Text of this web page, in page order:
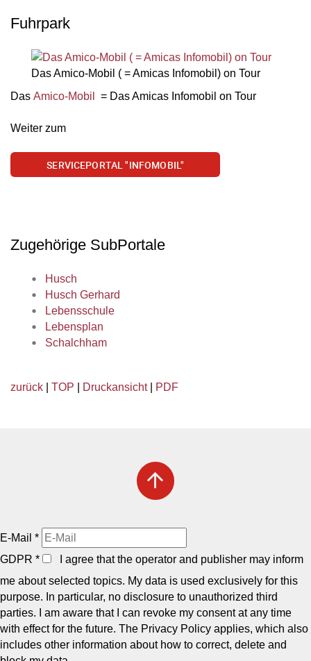
Fuhrpark
Das Amico-Mobil ( = Amicas Infomobil) on Tour
Das Amico-Mobil = Das Amicas Infomobil on Tour
Weiter zum
SERVICEPORTAL "INFOMOBIL"
Zugehörige SubPortale
Husch
Husch Gerhard
Lebensschule
Lebensplan
Schalchham
zurück TOP Druckansicht| PDF
arrow_upward
E-Mail *
GDPR *
I agree that the operator and publisher may inform
me about selected topics. My data is used exclusively for this
purpose. In particular, no disclosure to unauthorized third
parties. I am aware that I can revoke my consent at any time
with effect for the future. The Privacy Policy applies, which also
includes other information about how to correct, delete and